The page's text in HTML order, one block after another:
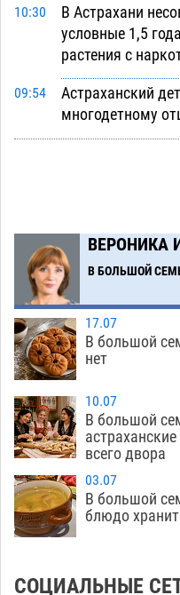
10:30
В Астрахани
условные 1,5
растения с
09:54
Астраханский
многодетному
права
08:29
Астраханские
пожара, в
07:38
Арендатор
солью
20:27
Завтра погода
жариться
19:07
Уникальные
выставили в
18:29
Маленькую
ДТП у
Всероссийская
ВЕРОНИКА
В БОЛЬШОЙ
17.07
В большой
нет
10.07
В большой
всего двора
03.07
В большой
блюдо
СОЦИАЛЬНЫЕ